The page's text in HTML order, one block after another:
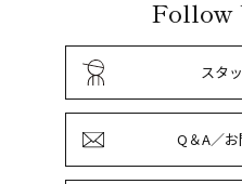
Follow
スタ
Q＆A／